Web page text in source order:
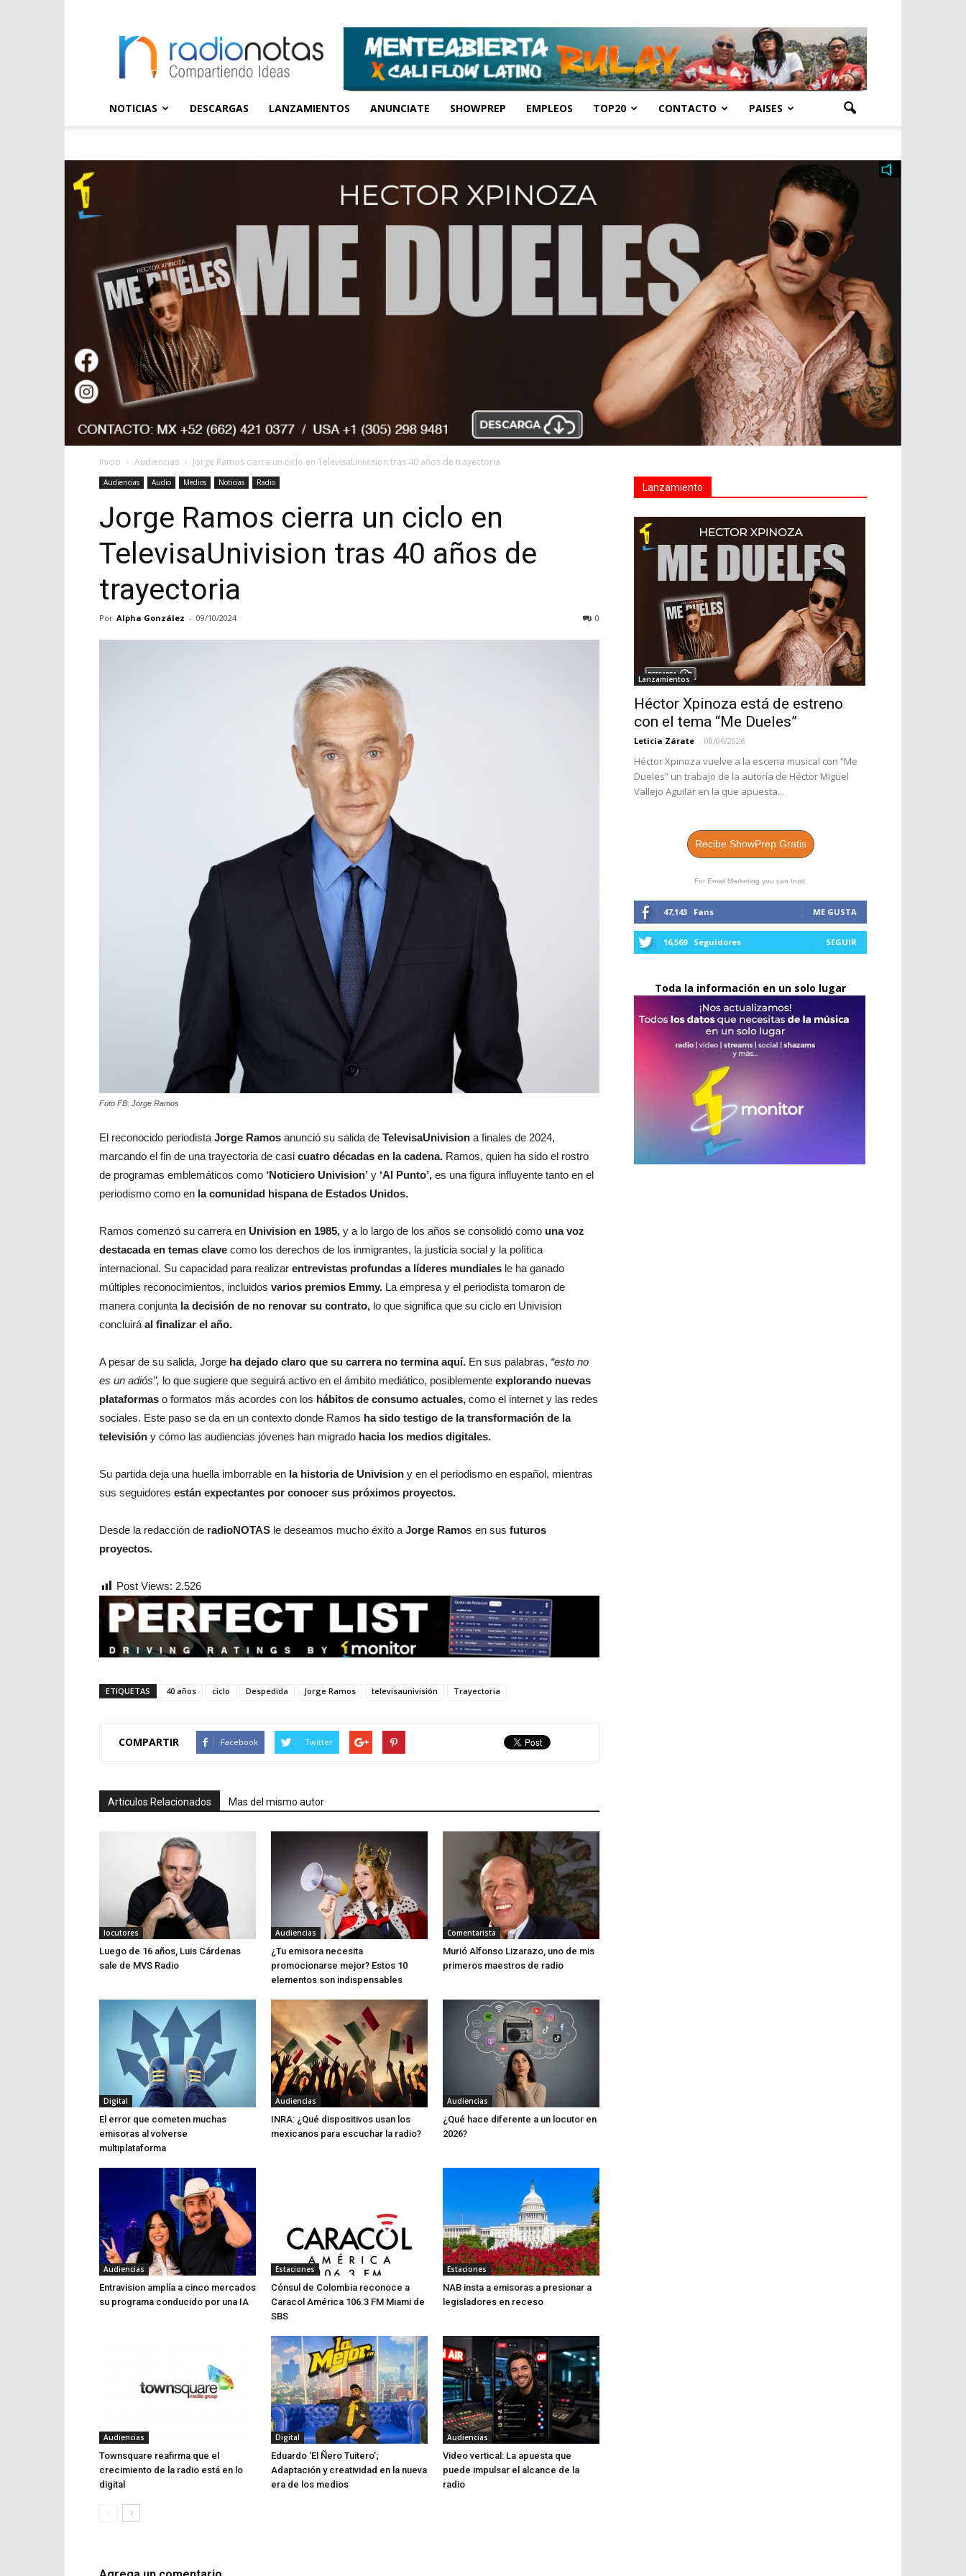
NOTICIAS DESCARGAS LANZAMIENTOS ANUNCIATE SHOWPREP EMPLEOS TOP20 CONTACTO PAISES
Inicio Audiencias Jorge Ramos cierra un ciclo en TelevisaUnivision tras 40 años de trayectoria
Audiencias Audio Medios Noticias Radio
Jorge Ramos cierra un ciclo en
TelevisaUnivision tras 40 años de
trayectoria
Por Alpha González - 09/10/2024 0
Foto FB: Jorge Ramos
El reconocido periodista Jorge Ramos anunció su salida de TelevisaUnivision a finales de 2024,
marcando el fin de una trayectoria de casi cuatro décadas en la cadena. Ramos, quien ha sido el rostro
de programas emblemáticos como ‘Noticiero Univision’ y ‘Al Punto’, es una figura influyente tanto en el
periodismo como en la comunidad hispana de Estados Unidos.
Ramos comenzó su carrera en Univision en 1985, y a lo largo de los años se consolidó como una voz
destacada en temas clave como los derechos de los inmigrantes, la justicia social y la política
internacional. Su capacidad para realizar entrevistas profundas a líderes mundiales le ha ganado
múltiples reconocimientos, incluidos varios premios Emmy. La empresa y el periodista tomaron de
manera conjunta la decisión de no renovar su contrato, lo que significa que su ciclo en Univision
concluirá al finalizar el año.
A pesar de su salida, Jorge ha dejado claro que su carrera no termina aquí. En sus palabras, “esto no
es un adiós”, lo que sugiere que seguirá activo en el ámbito mediático, posiblemente explorando nuevas
plataformas o formatos más acordes con los hábitos de consumo actuales, como el internet y las redes
sociales. Este paso se da en un contexto donde Ramos ha sido testigo de la transformación de la
televisión y cómo las audiencias jóvenes han migrado hacia los medios digitales.
Su partida deja una huella imborrable en la historia de Univision y en el periodismo en español, mientras
sus seguidores están expectantes por conocer sus próximos proyectos.
Desde la redacción de radioNOTAS le deseamos mucho éxito a Jorge Ramos en sus futuros
proyectos.
Post Views: 2.526
ETIQUETAS 40 años ciclo Despedida Jorge Ramos televisaunivisión Trayectoria
COMPARTIR Facebook Twitter
Articulos Relacionados Mas del mismo autor
locutores
Luego de 16 años, Luis Cárdenas
sale de MVS Radio
Audiencias
¿Tu emisora necesita
promocionarse mejor? Estos 10
elementos son indispensables
Comentarista
Murió Alfonso Lizarazo, uno de mis
primeros maestros de radio
Digital
El error que cometen muchas
emisoras al volverse
multiplataforma
Audiencias
INRA: ¿Qué dispositivos usan los
mexicanos para escuchar la radio?
Audiencias
¿Qué hace diferente a un locutor en
2026?
Audiencias
Entravision amplía a cinco mercados
su programa conducido por una IA
Estaciones
Cónsul de Colombia reconoce a
Caracol América 106.3 FM Miami de
SBS
Estaciones
NAB insta a emisoras a presionar a
legisladores en receso
Audiencias
Townsquare reafirma que el
crecimiento de la radio está en lo
digital
Digital
Eduardo ‘El Ñero Tuitero’;
Adaptación y creatividad en la nueva
era de los medios
Audiencias
Video vertical: La apuesta que
puede impulsar el alcance de la
radio
Lanzamiento
Lanzamientos
Héctor Xpinoza está de estreno
con el tema “Me Dueles”
Leticia Zárate - 08/06/2026
Héctor Xpinoza vuelve a la escena musical con “Me
Dueles” un trabajo de la autoría de Héctor Miguel
Vallejo Aguilar en la que apuesta...
Recibe ShowPrep Gratis
For Email Marketing you can trust.
47,143 Fans ME GUSTA
16,569 Seguidores SEGUIR
Toda la información en un solo lugar